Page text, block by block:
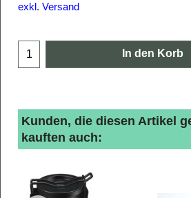
exkl. Versand
In den Korb
Kunden, die diesen Artikel
kauften auch: